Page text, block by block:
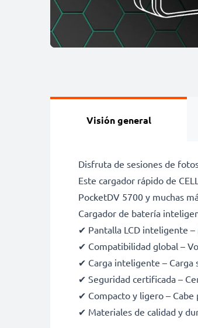
Visión general
Disfruta de sesiones de
Este cargador rápido de
PocketDV 5700 y muchas
Cargador de batería
✔ Pantalla LCD inteligente
✔ Compatibilidad global –
✔ Carga inteligente – Carga
✔ Seguridad certificada –
✔ Compacto y ligero –
✔ Materiales de calidad y